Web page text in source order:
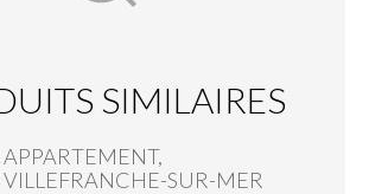
SIMILAIRES
APPARTEMENT,
VILLEFRANCHE-SUR-MER